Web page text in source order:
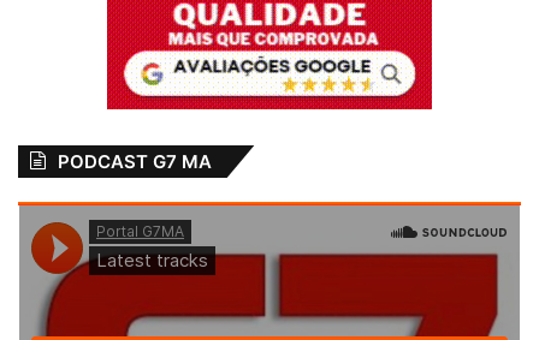
PODCAST G7 MA